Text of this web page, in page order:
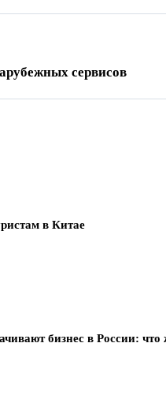
сервисов
в Китае
бизнес в России: что